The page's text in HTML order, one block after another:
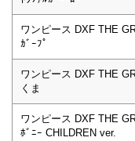
ワンピース DXF THE
ｶﾞｰﾌﾟ
ワンピース DXF THE
くま
ワンピース DXF THE
ﾎﾞﾆｰ CHILDREN ver.